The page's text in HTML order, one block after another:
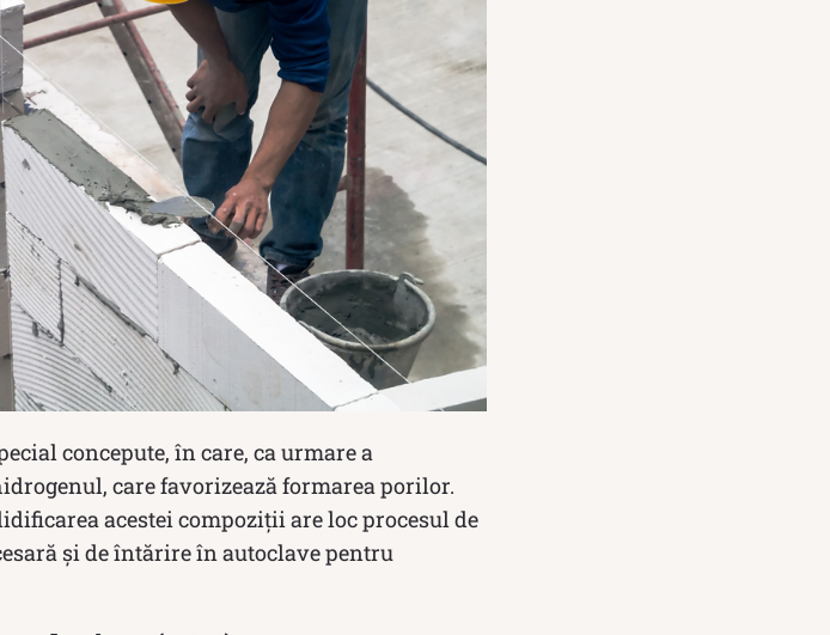
concepute, în care, ca urmare a
care favorizează formarea porilor.
acestei compoziții are loc procesul de
și de întărire în autoclave pentru